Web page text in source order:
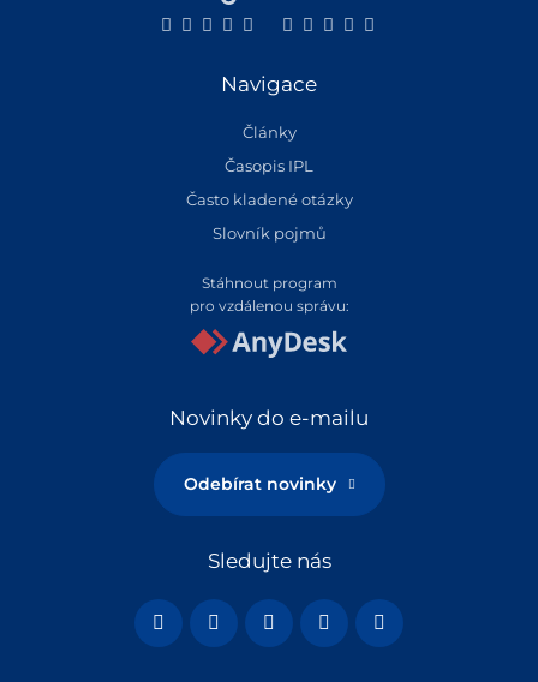
Navigace
Články
Časopis IPL
Často kladené otázky
Slovník pojmů
Stáhnout program
pro vzdálenou správu:
Novinky do e-mailu
Odebírat novinky
Sledujte nás